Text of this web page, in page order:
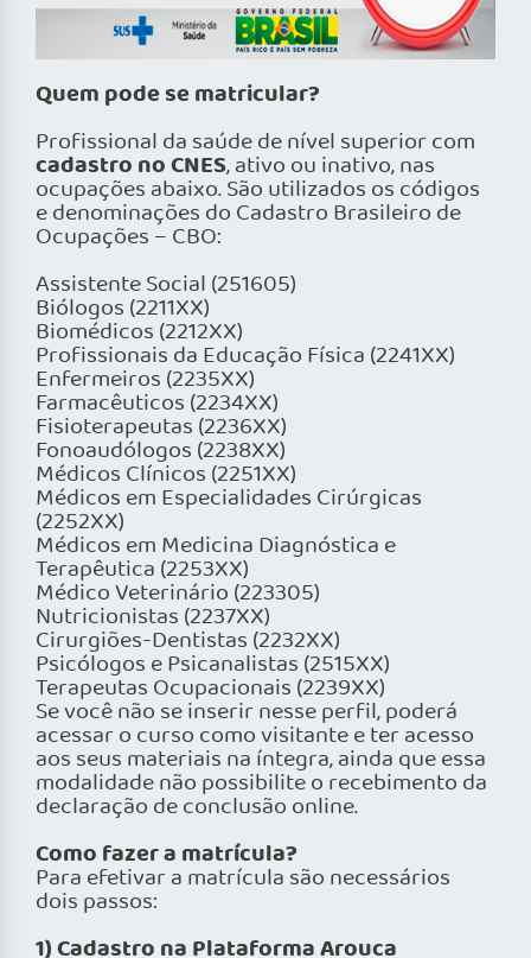
Quem pode se matricular?
Profissional da saúde de nível superior com
cadastro no CNES, ativo ou inativo, nas
ocupações abaixo. São utilizados os códigos
e denominações do Cadastro Brasileiro de
Ocupações – CBO:
Assistente Social (251605)
Biólogos (2211XX)
Biomédicos (2212XX)
Profissionais da Educação Física (2241XX)
Enfermeiros (2235XX)
Farmacêuticos (2234XX)
Fisioterapeutas (2236XX)
Fonoaudólogos (2238XX)
Médicos Clínicos (2251XX)
Médicos em Especialidades Cirúrgicas
(2252XX)
Médicos em Medicina Diagnóstica e
Terapêutica (2253XX)
Médico Veterinário (223305)
Nutricionistas (2237XX)
Cirurgiões-Dentistas (2232XX)
Psicólogos e Psicanalistas (2515XX)
Terapeutas Ocupacionais (2239XX)
Se você não se inserir nesse perfil, poderá
acessar o curso como visitante e ter acesso
aos seus materiais na íntegra, ainda que essa
modalidade não possibilite o recebimento da
declaração de conclusão online.
Como fazer a matrícula?
Para efetivar a matrícula são necessários
dois passos:
1) Cadastro na Plataforma Arouca